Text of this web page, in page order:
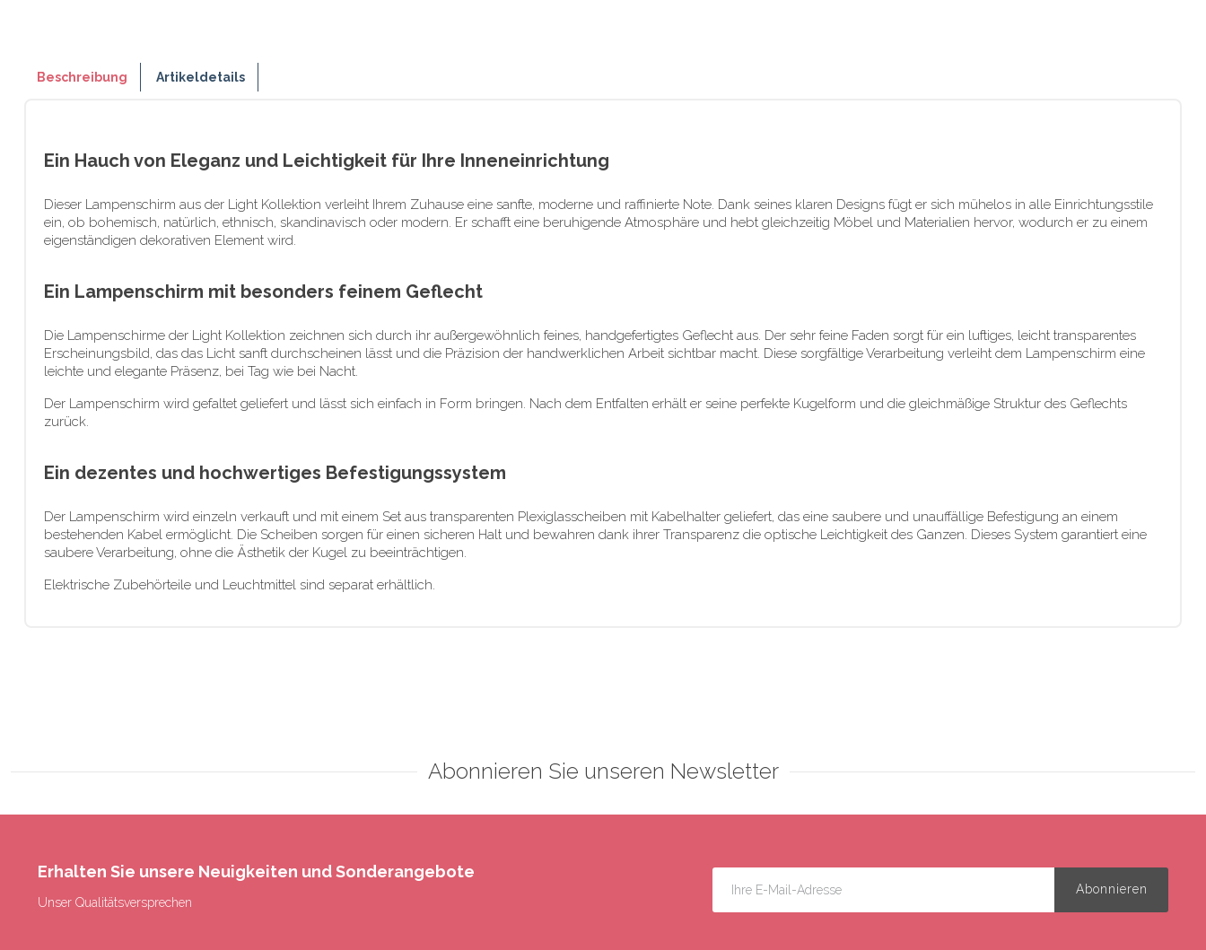
Beschreibung Artikeldetails
Ein Hauch von Eleganz und Leichtigkeit für Ihre Inneneinrichtung
Dieser Lampenschirm aus der Light Kollektion verleiht Ihrem Zuhause eine sanfte, moderne und raffinierte Note. Dank seines klaren Designs fügt er sich mühelos in alle Einrichtungsstile
ein, ob bohemisch, natürlich, ethnisch, skandinavisch oder modern. Er schafft eine beruhigende Atmosphäre und hebt gleichzeitig Möbel und Materialien hervor, wodurch er zu einem
eigenständigen dekorativen Element wird.
Ein Lampenschirm mit besonders feinem Geflecht
Die Lampenschirme der Light Kollektion zeichnen sich durch ihr außergewöhnlich feines, handgefertigtes Geflecht aus. Der sehr feine Faden sorgt für ein luftiges, leicht transparentes
Erscheinungsbild, das das Licht sanft durchscheinen lässt und die Präzision der handwerklichen Arbeit sichtbar macht. Diese sorgfältige Verarbeitung verleiht dem Lampenschirm eine
leichte und elegante Präsenz, bei Tag wie bei Nacht.
Der Lampenschirm wird gefaltet geliefert und lässt sich einfach in Form bringen. Nach dem Entfalten erhält er seine perfekte Kugelform und die gleichmäßige Struktur des Geflechts
zurück.
Ein dezentes und hochwertiges Befestigungssystem
Der Lampenschirm wird einzeln verkauft und mit einem Set aus transparenten Plexiglasscheiben mit Kabelhalter geliefert, das eine saubere und unauffällige Befestigung an einem
bestehenden Kabel ermöglicht. Die Scheiben sorgen für einen sicheren Halt und bewahren dank ihrer Transparenz die optische Leichtigkeit des Ganzen. Dieses System garantiert eine
saubere Verarbeitung, ohne die Ästhetik der Kugel zu beeinträchtigen.
Elektrische Zubehörteile und Leuchtmittel sind separat erhältlich.
Abonnieren Sie unseren Newsletter
Erhalten Sie unsere Neuigkeiten und Sonderangebote
Unser Qualitätsversprechen